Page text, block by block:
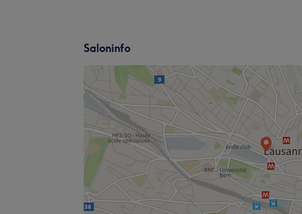
Saloninfo